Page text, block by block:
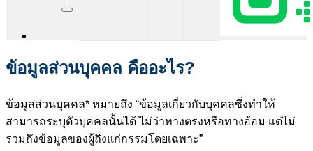
ข้อมูลส่วนบุคคล คืออะไร?
ข้อมูลส่วนบุคคล* หมายถึง “ข้อมูลเกี่ยวกับบุคคลซึ่งทำให้
สามารถระบุตัวบุคคลนั้นได้ ไม่ว่าทางตรงหรือทางอ้อม แต่ไม่
รวมถึงข้อมูลของผู้ถึงแก่กรรมโดยเฉพาะ”